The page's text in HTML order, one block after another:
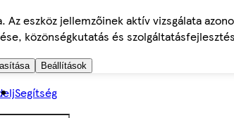
Az eszköz jellemzőinek aktív vizsgálata
közönségkutatás és
Beállítások
Segítség